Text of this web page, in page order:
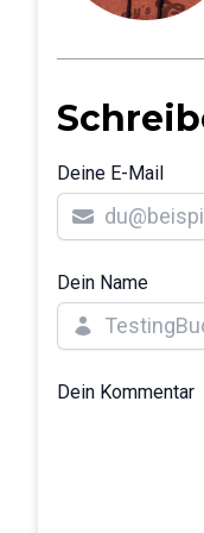
Deine E-Mail
Dein Name
Dein Kommentar